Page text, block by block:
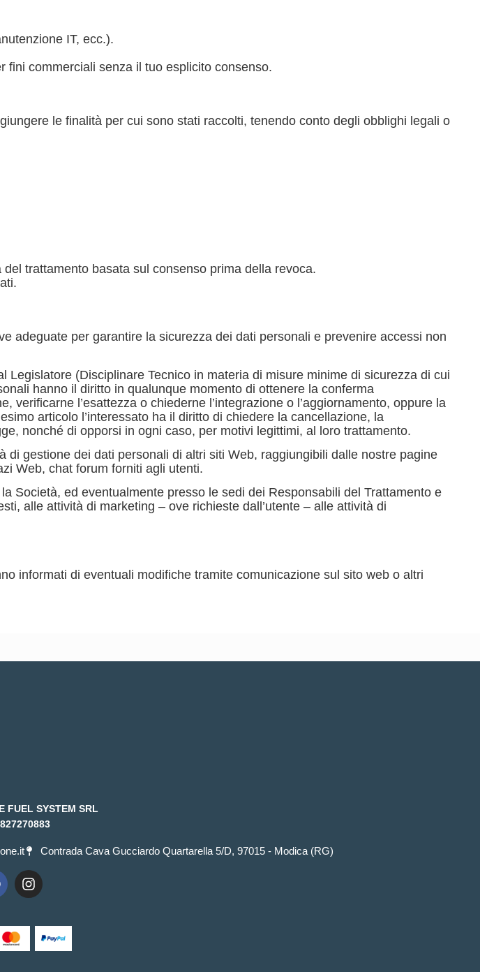
IT, ecc.).
fini commerciali senza il tuo esplicito consenso.
le finalità per cui sono stati raccolti, tenendo conto degli obblighi legali o
trattamento basata sul consenso prima della revoca.
adeguate per garantire la sicurezza dei dati personali e prevenire accessi non
(Disciplinare Tecnico in materia di misure minime di sicurezza di cui
hanno il diritto in qualunque momento di ottenere la conferma
verificarne l’esattezza o chiederne l’integrazione o l’aggiornamento, oppure la
articolo l’interessato ha il diritto di chiedere la cancellazione, la
nonché di opporsi in ogni caso, per motivi legittimi, al loro trattamento.
gestione dei dati personali di altri siti Web, raggiungibili dalle nostre pagine
Web, chat forum forniti agli utenti.
Società, ed eventualmente presso le sedi dei Responsabili del Trattamento e
alle attività di marketing – ove richieste dall’utente – alle attività di
informati di eventuali modifiche tramite comunicazione sul sito web o altri
FUEL SYSTEM SRL
Contrada Cava Gucciardo Quartarella 5/D, 97015 - Modica (RG)